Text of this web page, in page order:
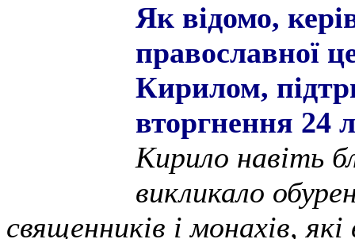
Як відомо,
православної
Кирилом,
вторгнення 24
Кирило навіть
викликало
священників і монахів,